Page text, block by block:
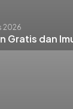
2026
Gratis dan